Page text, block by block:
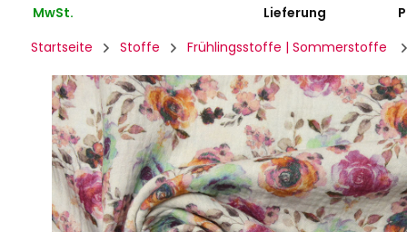
MwSt.
Lieferung
Startseite Stoffe Frühlingsstoffe | Sommerstoffe